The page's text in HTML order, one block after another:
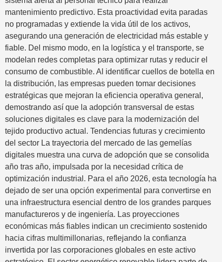
mantenimiento predictivo. Esta proactividad evita paradas
no programadas y extiende la vida útil de los activos,
asegurando una generación de electricidad más estable y
fiable. Del mismo modo, en la logística y el transporte, se
modelan redes completas para optimizar rutas y reducir el
consumo de combustible. Al identificar cuellos de botella en
la distribución, las empresas pueden tomar decisiones
estratégicas que mejoran la eficiencia operativa general,
demostrando así que la adopción transversal de estas
soluciones digitales es clave para la modernización del
tejido productivo actual. Tendencias futuras y crecimiento
del sector La trayectoria del mercado de las gemelías
digitales muestra una curva de adopción que se consolida
año tras año, impulsada por la necesidad crítica de
optimización industrial. Para el año 2026, esta tecnología ha
dejado de ser una opción experimental para convertirse en
una infraestructura esencial dentro de los grandes parques
manufactureros y de ingeniería. Las proyecciones
económicas más fiables indican un crecimiento sostenido
hacia cifras multimillonarias, reflejando la confianza
invertida por las corporaciones globales en este activo